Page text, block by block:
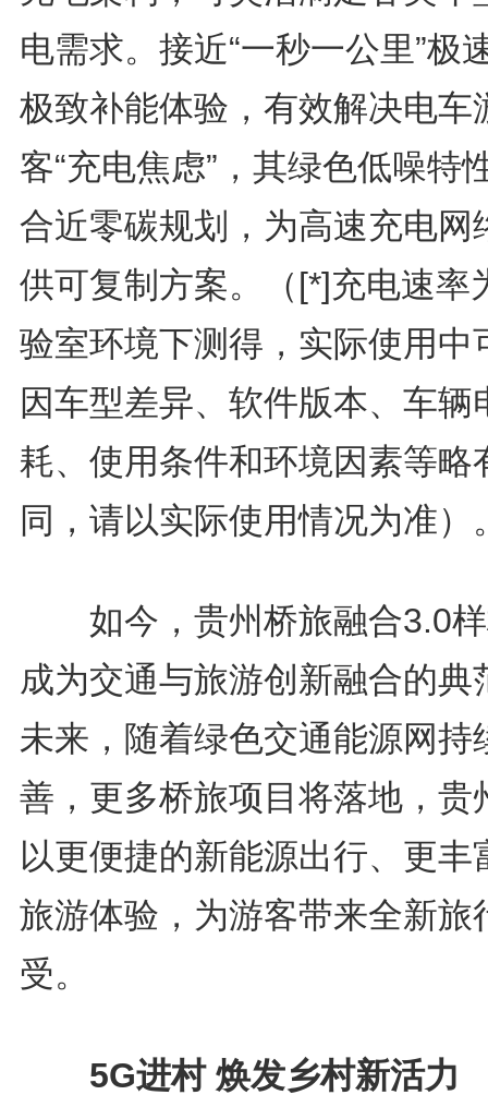
电需求。接近“一秒一公里”极
极致补能体验，有效解决电车
客“充电焦虑”，其绿色低噪特
合近零碳规划，为高速充电网
供可复制方案。（[*]充电速率
验室环境下测得，实际使用中
因车型差异、软件版本、车辆
耗、使用条件和环境因素等略
同，请以实际使用情况为准）
如今，贵州桥旅融合3.0
成为交通与旅游创新融合的典
未来，随着绿色交通能源网持
善，更多桥旅项目将落地，贵
以更便捷的新能源出行、更丰
旅游体验，为游客带来全新旅
受。
5G进村 焕发乡村新活力